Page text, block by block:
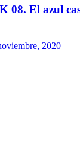
08. El azul
2020